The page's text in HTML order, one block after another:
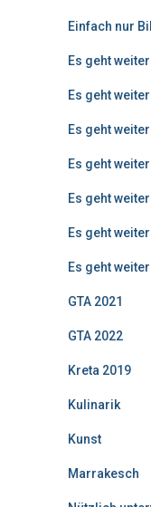
Einfach nur
Es geht
Es geht
Es geht
Es geht
Es geht weiter
Es geht
Es geht
GTA 2021
GTA 2022
Kreta 2019
Kulinarik
Kunst
Marrakesch